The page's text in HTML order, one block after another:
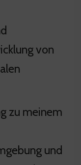
von
zu meinem
und